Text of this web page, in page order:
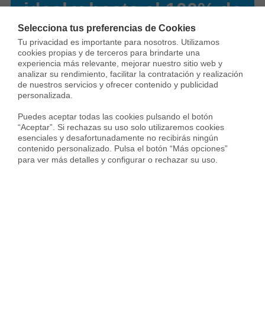
ideal y hasta el 100% de
financiación
Ir de banco en banco es del
pasado
INFÓRMATE GRATIS
Selecciona tus preferencias de Cookies
Tu privacidad es importante para nosotros. Utilizamos
cookies propias y de terceros para brindarte una
experiencia más relevante, mejorar nuestro sitio web y
analizar su rendimiento, facilitar la contratación y realización
de nuestros servicios y ofrecer contenido y publicidad
personalizada.
Puedes aceptar todas las cookies pulsando el botón
“Aceptar”. Si rechazas su uso solo utilizaremos cookies
esenciales y desafortunadamente no recibirás ningún
contenido personalizado. Pulsa el botón “Más opciones”
para ver más detalles y configurar o rechazar su uso.